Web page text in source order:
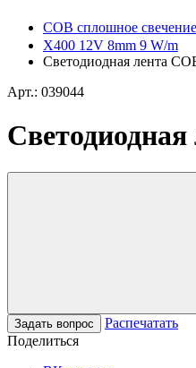
COB сплошное свечение
X400 12V 8mm 9 W/m
Светодиодная лента
Арт.: 039044
Задать вопрос
Распечатать
Поделиться